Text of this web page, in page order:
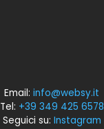
Email: info@websy.it
Tel: +39 349 425 6578
Seguici su: Instagram